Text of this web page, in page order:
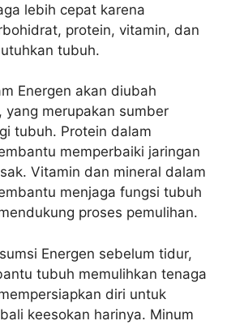
lebih cepat karena
protein, vitamin, dan
tubuh.
Energen akan diubah
yang merupakan sumber
tubuh. Protein dalam
memperbaiki jaringan
Vitamin dan mineral dalam
menjaga fungsi tubuh
proses pemulihan.
Energen sebelum tidur,
tubuh memulihkan tenaga
diri untuk
keesokan harinya. Minum